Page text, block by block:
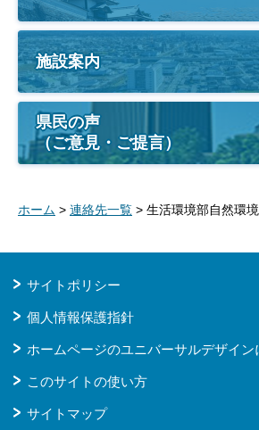
施設案内
県民の声
（ご意見・ご提言）
ホーム > 連絡先一覧 > 生活環境部自然環
サイトポリシー
個人情報保護指針
ホームページのユニバーサルデザイン
このサイトの使い方
サイトマップ